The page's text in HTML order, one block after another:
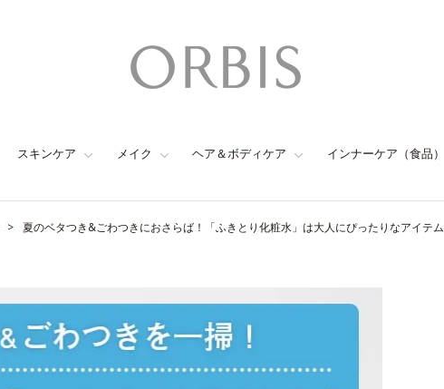
スキンケア メイク ヘア＆ボディケア インナーケア（食品）
夏のベタつき&ごわつきにおさらば！「ふきとり化粧水」は大人にぴったりなアイテム